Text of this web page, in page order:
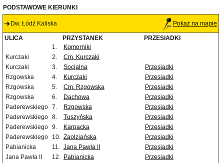
PODSTAWOWE KIERUNKI
Dw. Łódź Kaliska Pokaż na mapie
ULICA PRZYSTANEK
PRZESIADKI
1.
Komorniki
Kurczaki
2.
Cm. Kurczaki
Kurczaki
3. Socjalna
Przesiadki
Rzgowska
4. Kurczaki
Przesiadki
Rzgowska
5. Cm. Rzgowska
Przesiadki
Rzgowska
6. Dachowa
Przesiadki
Paderewskiego 7. Rzgowska
Przesiadki
Paderewskiego 8. Tuszyńska
Przesiadki
Paderewskiego 9. Karpacka
Przesiadki
Paderewskiego
10. Zaolziańska
Przesiadki
Pabianicka
11. Jana Pawła II
Przesiadki
Jana Pawła II
12. Pabianicka
Przesiadki